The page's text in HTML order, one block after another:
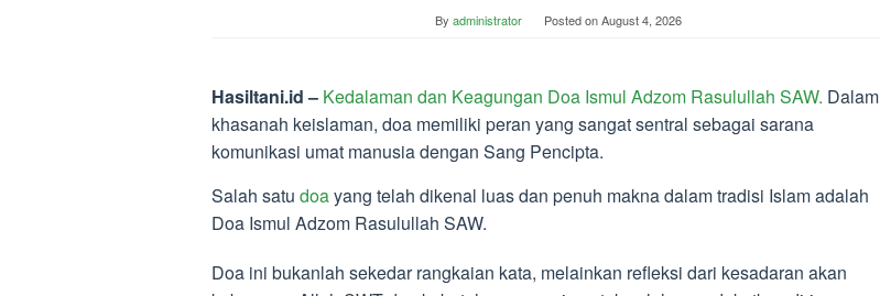
By administrator Posted onAugust 4, 2026
Hasiltani.id – Kedalaman dan Keagungan Doa Ismul Adzom Rasulullah SAW. Dalam
khasanah keislaman, doa memiliki peran yang sangat sentral sebagai sarana
komunikasi umat manusia dengan Sang Pencipta.
Salah satu doayang telah dikenal luas dan penuh makna dalam tradisi Islam adalah
Doa Ismul Adzom Rasulullah SAW.
Doa ini bukanlah sekedar rangkaian kata, melainkan refleksi dari kesadaran akan